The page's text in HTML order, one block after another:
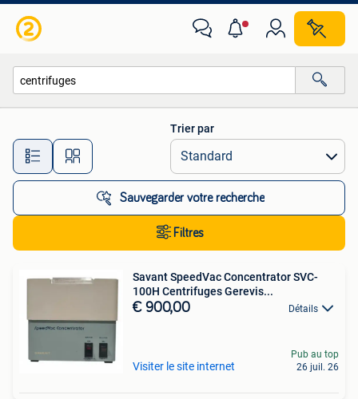
Toutes les distances…
Trier par
Sauvegarder votre recherche
Filtres
Savant SpeedVac Concentrator SVC-
100H Centrifuges Gerevis...
€ 900,00 Détails
Visiter le site internet
Pub au top
26 juil. 26